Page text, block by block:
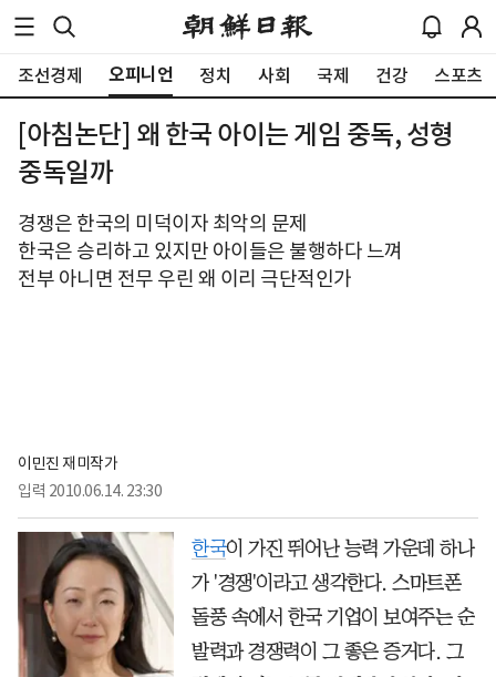
조선경제 오피니언 정치 사회 국제 건강 스포츠
[아침논단] 왜 한국 아이는 게임 중독, 성형
중독일까
경쟁은 한국의 미덕이자 최악의 문제
한국은 승리하고 있지만 아이들은 불행하다 느껴
전부 아니면 전무 우린 왜 이리 극단적인가
이민진 재미작가
입력 2010.06.14. 23:30
한국이 가진 뛰어난 능력 가운데 하나
가 '경쟁'이라고 생각한다. 스마트폰
돌풍 속에서 한국 기업이 보여주는 순
발력과 경쟁력이 그 좋은 증거다. 그